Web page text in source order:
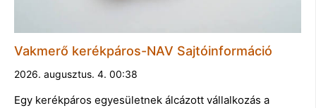
Vakmerő kerékpáros-NAV Sajtóinformáció
2026. augusztus. 4. 00:38
Egy kerékpáros egyesületnek álcázott vállalkozás a